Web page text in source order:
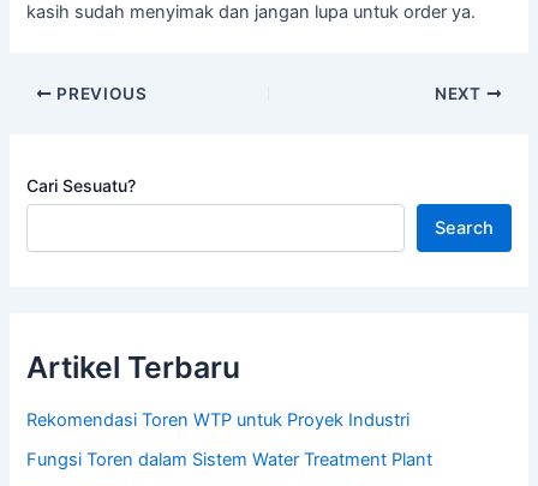
kasih sudah menyimak dan jangan lupa untuk order ya.
PREVIOUS NEXT
Cari Sesuatu?
Search
Artikel Terbaru
Rekomendasi Toren WTP untuk Proyek Industri
Fungsi Toren dalam Sistem Water Treatment Plant